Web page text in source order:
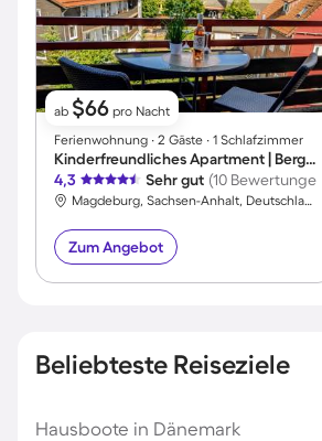
ab $66 pro Nacht
Ferienwohnung ∙ 2 Gäste ∙ 1 Schlafzimmer
Kinderfreundliches Apartment | Bergblick | Skifahren in der Nähe
4,3
Sehr gut (10 Bewertungen)
Magdeburg, Sachsen-Anhalt, Deutschland
Zum Angebot
Beliebteste Reiseziele
Hausboote in Dänemark